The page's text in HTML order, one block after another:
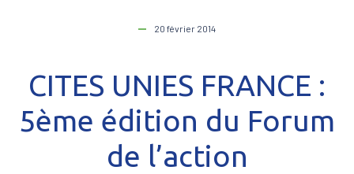
20 février 2014
CITES UNIES FRANCE :
5ème édition du Forum
de l’action